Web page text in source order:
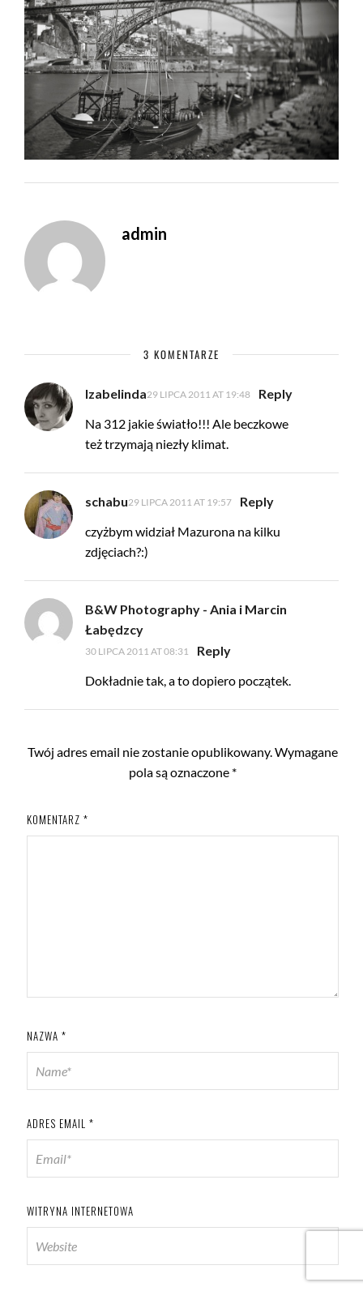
admin
3 KOMENTARZE
Izabelinda29 LIPCA 2011 AT 19:48
Reply
Na 312 jakie światło!!! Ale beczkowe
też trzymają niezły klimat.
schabu29 LIPCA 2011 AT 19:57
Reply
czyżbym widział Mazurona na kilku
zdjęciach?:)
B&W Photography - Ania i Marcin
Łabędzcy
30 LIPCA 2011 AT 08:31
Reply
Dokładnie tak, a to dopiero początek.
Twój adres email nie zostanie opublikowany.Wymagane
pola są oznaczone *
KOMENTARZ *
NAZWA *
ADRES EMAIL *
WITRYNA INTERNETOWA